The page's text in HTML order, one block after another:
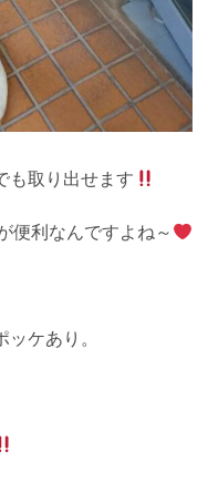
も取り出せます
便利なんですよね～
ケあり。